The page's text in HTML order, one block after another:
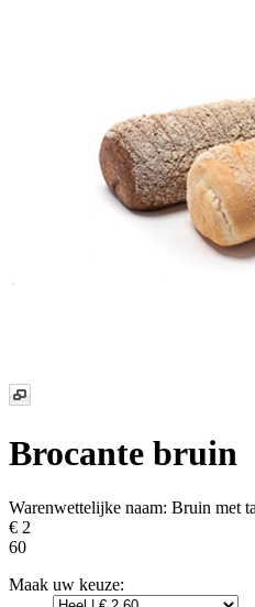
Brocante bruin
Warenwettelijke naam: Bruin met
€ 2
60
Maak uw keuze: